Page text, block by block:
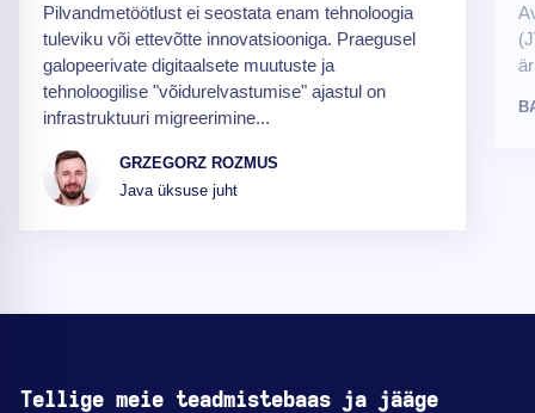
Pilvandmetöötlust ei seostata enam tehnoloogia
tuleviku või ettevõtte innovatsiooniga. Praegusel
galopeerivate digitaalsete muutuste ja
tehnoloogilise "võidurelvastumise" ajastul on
infrastruktuuri migreerimine...
GRZEGORZ ROZMUS
Java üksuse juht
Tellige meie teadmistebaas ja jääge